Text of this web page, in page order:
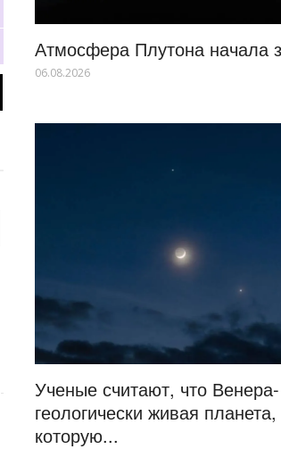
Атмосфера Плутона начала
06.08.2026
Ученые считают, что Венера-
геологически живая планета,
которую...